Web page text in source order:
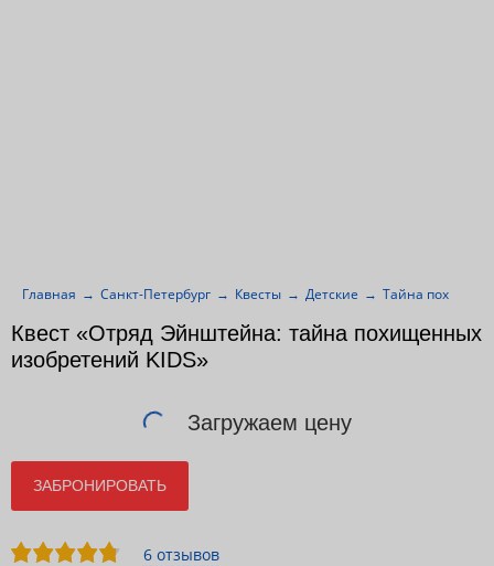
Загружаем цену
6 отзывов
ЗАБРОНИРОВАТЬ
Квест «Отряд Эйнштейна: тайна похищенных
изобретений KIDS»
Главная Санкт-Петербург Квесты Детские Тайна